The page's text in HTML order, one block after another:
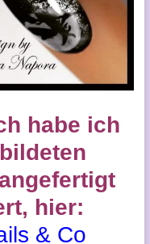
habe ich
hier:
& Co